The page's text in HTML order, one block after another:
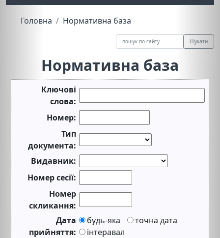
Головна Нормативна база
Шукати
Нормативна база
Ключові
слова:
Номер:
Тип
документа:
Видавник:
Номер сесії:
Номер
скликання:
Дата
прийняття:
будь-яка
точна дата
інтеравал